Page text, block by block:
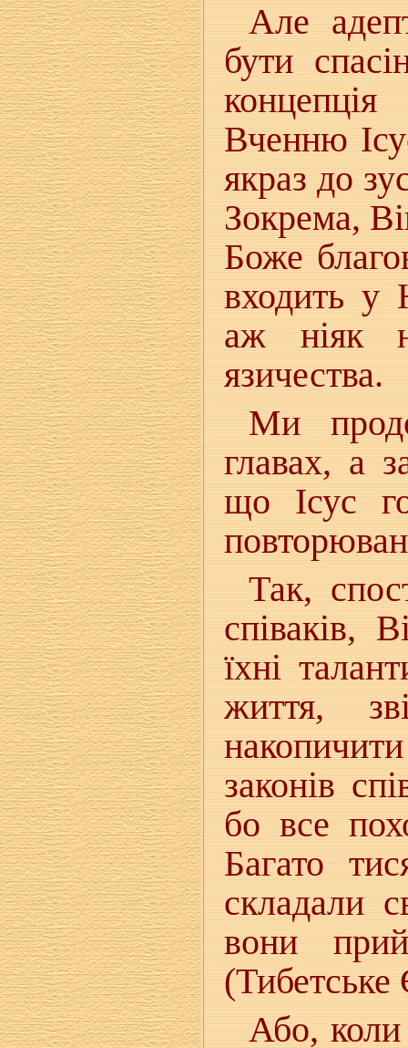
Але
бути
Вченню
якраз до
Зокрема,
Боже
входить у
аж ніяк
язичества.
Ми
главах, а
що Ісус
Так,
співаків,
їхні
життя,
накопичити
законів
бо все
Багато
складали
вони
(Тибетське
Або, коли